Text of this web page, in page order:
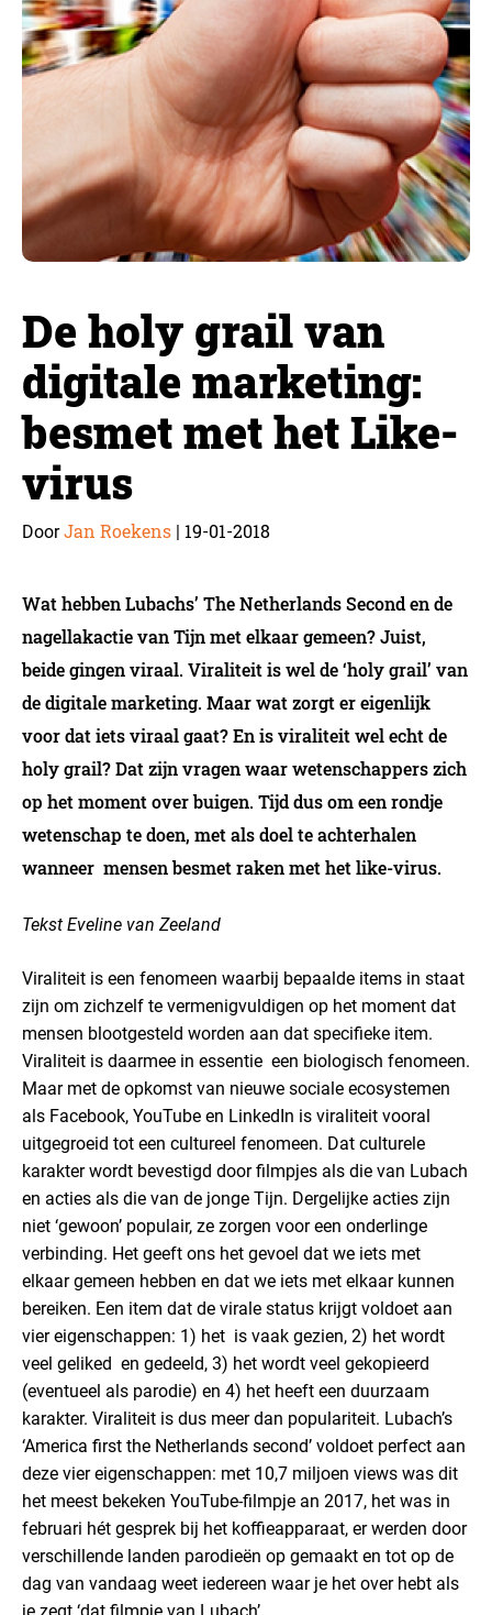
De holy grail van
digitale marketing:
besmet met het Like-
virus
DoorJan Roekens | 19-01-2018
Wat hebben Lubachs’ The Netherlands Second en de
nagellakactie van Tijn met elkaar gemeen? Juist,
beide gingen viraal. Viraliteit is wel de ‘holy grail’ van
de digitale marketing. Maar wat zorgt er eigenlijk
voor dat iets viraal gaat? En is viraliteit wel echt de
holy grail? Dat zijn vragen waar wetenschappers zich
op het moment over buigen. Tijd dus om een rondje
wetenschap te doen, met als doel te achterhalen
wanneer mensen besmet raken met het like-virus.
Tekst Eveline van Zeeland
Viraliteit is een fenomeen waarbij bepaalde items in staat
zijn om zichzelf te vermenigvuldigen op het moment dat
mensen blootgesteld worden aan dat specifieke item.
Viraliteit is daarmee in essentie een biologisch fenomeen.
Maar met de opkomst van nieuwe sociale ecosystemen
als Facebook, YouTube en LinkedIn is viraliteit vooral
uitgegroeid tot een cultureel fenomeen. Dat culturele
karakter wordt bevestigd door filmpjes als die van Lubach
en acties als die van de jonge Tijn. Dergelijke acties zijn
niet ‘gewoon’ populair, ze zorgen voor een onderlinge
verbinding. Het geeft ons het gevoel dat we iets met
elkaar gemeen hebben en dat we iets met elkaar kunnen
bereiken. Een item dat de virale status krijgt voldoet aan
vier eigenschappen: 1) het is vaak gezien, 2) het wordt
veel geliked en gedeeld, 3) het wordt veel gekopieerd
(eventueel als parodie) en 4) het heeft een duurzaam
karakter. Viraliteit is dus meer dan populariteit. Lubach’s
‘America first the Netherlands second’ voldoet perfect aan
deze vier eigenschappen: met 10,7 miljoen views was dit
het meest bekeken YouTube-filmpje an 2017, het was in
februari hét gesprek bij het koffieapparaat, er werden door
verschillende landen parodieën op gemaakt en tot op de
dag van vandaag weet iedereen waar je het over hebt als